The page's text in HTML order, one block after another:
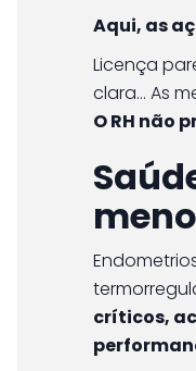
Aqui, as
Licença
clara… As
O RH não
críticos,